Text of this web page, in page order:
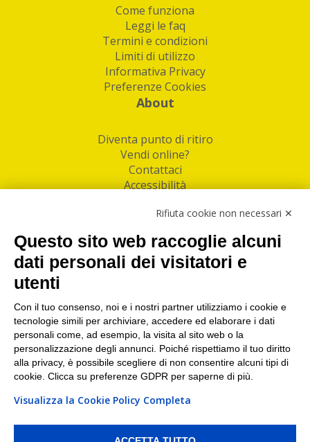
Come funziona
Leggi le faq
Termini e condizioni
Limiti di utilizzo
Informativa Privacy
Preferenze Cookies
About
Diventa punto di ritiro
Vendi online?
Contattaci
Accessibilità
Facebook
Linkedin
I nostri punti di ritiro e spedizione pacchi nelle
maggiori città italiane
Torino|Milano|Roma|Bologna|Firenze| Genova
Napoli|Varese
PI/CF/N°Iscr.: 10821360012 | REA: RM 1494760 | Cap.Soc.: 50.000€ |
Whistleblowing|Privacy |Preferenze Cookies
Rifiuta cookie non necessari ✕
Questo sito web raccoglie alcuni
dati personali dei visitatori e
utenti
Con il tuo consenso, noi e i nostri partner utilizziamo i cookie e
tecnologie simili per archiviare, accedere ed elaborare i dati
personali come, ad esempio, la visita al sito web o la
personalizzazione degli annunci. Poiché rispettiamo il tuo diritto
alla privacy, è possibile scegliere di non consentire alcuni tipi di
cookie. Clicca su preferenze GDPR per saperne di più.
Visualizza la Cookie Policy Completa